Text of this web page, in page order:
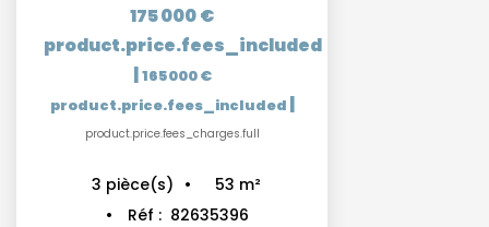
175 000 €
product.price.fees_included
|165 000 €
product.price.fees_included |
product.price.fees_charges.full
3 pièce(s) 53 m²
Réf : 82635396